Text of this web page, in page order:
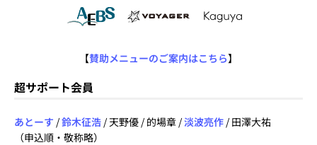
【賛助メニューのご案内はこちら】
超サポート会員
あとーす /鈴木征浩 / 天野優 / 的場章 /淡波亮作 / 田澤大祐
（申込順・敬称略）